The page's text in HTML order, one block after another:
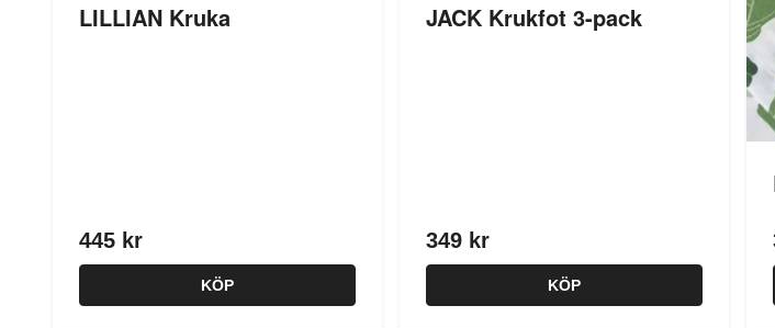
LILLIAN Kruka
445 kr
KÖP
JACK Krukfot 3-pack
349 kr
KÖP